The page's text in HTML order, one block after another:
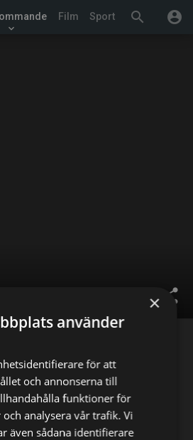
search account_circle
keyboard_arrow_down
Film Sport
share
X E-postadress
×
använder
för att
och annonserna till
funktioner för
analysera vår trafik. Vi
även sådana identifierare